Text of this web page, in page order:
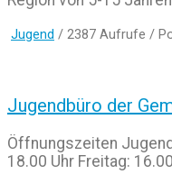
Jugend / 2387 Aufrufe /
Jugendbüro der
Öffnungszeiten
18.00 Uhr Freitag: